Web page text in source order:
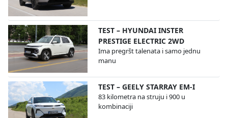
TEST – HYUNDAI INSTER
PRESTIGE ELECTRIC 2WD
Ima pregršt talenata i samo jednu
manu
TEST – GEELY STARRAY EM-I
83 kilometra na struju i 900 u
kombinaciji